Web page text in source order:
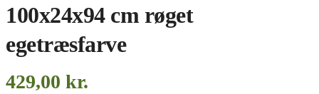
100x24x94 cm røget
egetræsfarve
429,00 kr.